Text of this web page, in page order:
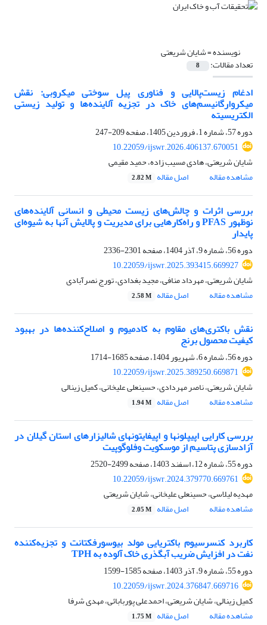
نویسنده =شایان شریعتی
تعداد مقالات: 8
ادغام زیست‌پالایی و فناوری پیل سوختی میکروبی: نقش
میکروارگانیسم‌های خاک در تجزیه آلاینده‌ها و تولید زیستی
الکتریسیته
دوره 57، شماره 1، فروردین 1405، صفحه
209-247
10.22059/ijswr.2026.406137.670051
شایان شریعتی، هادی مسیب زاده، حمید مقیمی
مشاهده مقاله
اصل مقاله 2.82 M
بررسی اثرات و چالش‌های زیست محیطی و انسانی آلاینده‌های
نوظهور PFAS و راه‌کارهایی برای مدیریت و پالایش آنها به شیوه‌ای
پایدار
دوره 56، شماره 9، آذر 1404، صفحه
2301-2336
10.22059/ijswr.2025.393415.669927
شایان شریعتی، مهرداد منافی، مجید بغدادی، تورج نصرآبادی
مشاهده مقاله
اصل مقاله 2.58 M
نقش باکتری‌های مقاوم به کادمیوم و اصلاح‌کننده‌ها در بهبود
کیفیت محصول برنج
دوره 56، شماره 6، شهریور 1404، صفحه
1685-1714
10.22059/ijswr.2025.389250.669871
شایان شریعتی، ناصر مهردادی، حسینعلی علیخانی، کمیل زینالی
مشاهده مقاله
اصل مقاله 1.94 M
بررسی کارایی اپی‎پلون‎ها و اپی‎فایتون‎های شالیزارهای استان گیلان در
آزادسازی پتاسیم از موسکویت وفلوگوپیت
دوره 55، شماره 12، اسفند 1403، صفحه
2499-2520
10.22059/ijswr.2024.379770.669761
مهدیه لیلاسی، حسینعلی علیخانی، شایان شریعتی
مشاهده مقاله
اصل مقاله 2.05 M
کاربرد کنسرسیوم باکتریایی مولد بیوسورفکتانت و تجزیه‌کننده
نفت در افزایش ضریب آبگذری خاک آلوده به TPH
دوره 55، شماره 9، آذر 1403، صفحه
1585-1599
10.22059/ijswr.2024.376847.669716
کمیل زینالی، شایان شریعتی، احمدعلی پوربابائی، مهدی شرفا
مشاهده مقاله
اصل مقاله 1.75 M